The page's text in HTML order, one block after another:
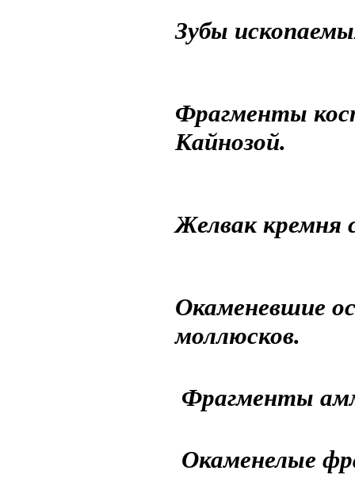
Зубы
Фрагменты
Кайнозой.
Желвак кремня
Окаменевшие
моллюсков.
Фрагменты
Окаменелые